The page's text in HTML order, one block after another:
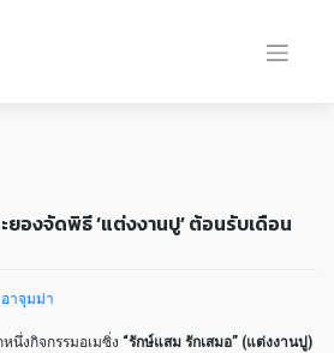
ยองจัดพิธี ‘แต่งงานปู’ ต้อนรับเดือน
อาจุมม่า
นึ่งกิจกรรมอเมซิ่ง “รักษ์แสม รักเสมอ” (แต่งงานปู)